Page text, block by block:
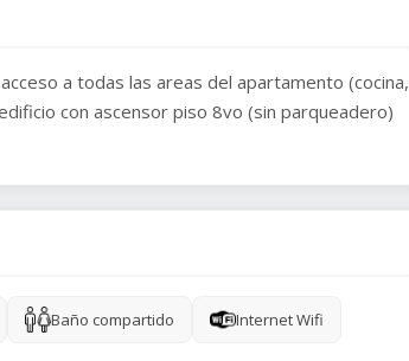
a todas las areas del apartamento (cocina,
con ascensor piso 8vo (sin parqueadero)
Baño compartido Internet Wifi